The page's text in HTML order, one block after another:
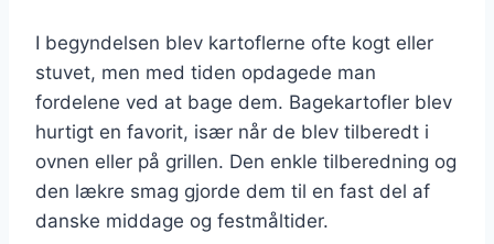
I begyndelsen blev kartoflerne ofte kogt eller
stuvet, men med tiden opdagede man
fordelene ved at bage dem. Bagekartofler blev
hurtigt en favorit, især når de blev tilberedt i
ovnen eller på grillen. Den enkle tilberedning og
den lækre smag gjorde dem til en fast del af
danske middage og festmåltider.